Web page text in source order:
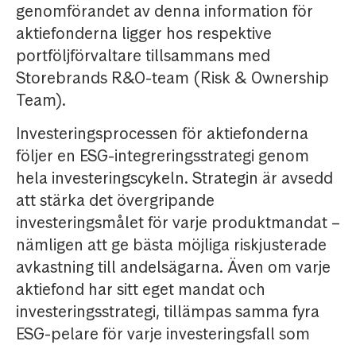
genomförandet av denna information för
aktiefonderna ligger hos respektive
portföljförvaltare tillsammans med
Storebrands R&O-team (Risk & Ownership
Team).
Investeringsprocessen för aktiefonderna
följer en ESG-integreringsstrategi genom
hela investeringscykeln. Strategin är avsedd
att stärka det övergripande
investeringsmålet för varje produktmandat –
nämligen att ge bästa möjliga riskjusterade
avkastning till andelsägarna. Även om varje
aktiefond har sitt eget mandat och
investeringsstrategi, tillämpas samma fyra
ESG-pelare för varje investeringsfall som